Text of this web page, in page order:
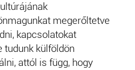
megerőltetve
kapcsolatokat
tudunk külföldön
attól is függ, hogy